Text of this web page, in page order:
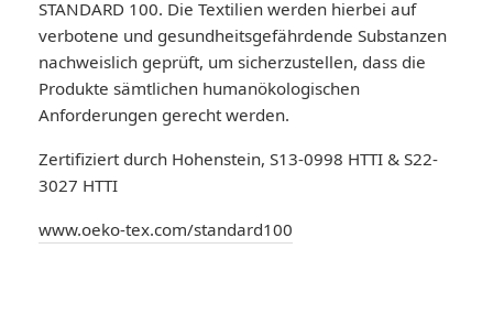
STANDARD 100. Die Textilien werden hierbei auf
verbotene und gesundheitsgefährdende Substanzen
nachweislich geprüft, um sicherzustellen, dass die
Produkte sämtlichen humanökologischen
Anforderungen gerecht werden.
Zertifiziert durch Hohenstein, S13-0998 HTTI & S22-
3027 HTTI
www.oeko-tex.com/standard100